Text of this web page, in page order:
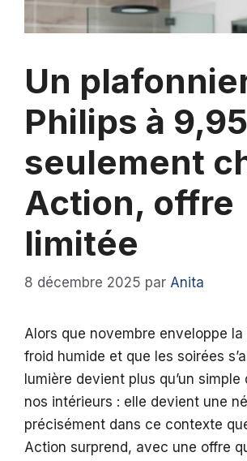
Un
Philips à
seulement
Action, offre
limitée
8 décembre 2025 par Anita
Alors que novembre enveloppe la
froid humide et que les soirées
lumière devient plus qu’un simple
nos intérieurs : elle devient une
précisément dans ce contexte
Action surprend, avec une offre